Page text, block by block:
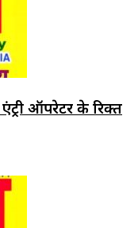
ऑपरेटर के रिक्त